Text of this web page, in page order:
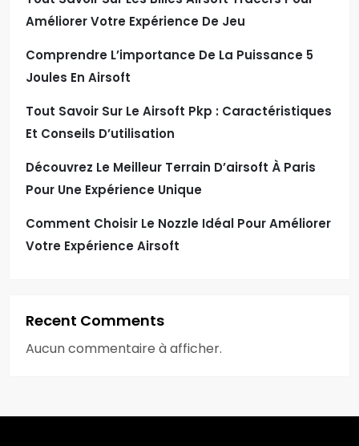
Améliorer Votre Expérience De Jeu
Comprendre L’importance De La Puissance 5
Joules En Airsoft
Tout Savoir Sur Le Airsoft Pkp : Caractéristiques
Et Conseils D’utilisation
Découvrez Le Meilleur Terrain D’airsoft À Paris
Pour Une Expérience Unique
Comment Choisir Le Nozzle Idéal Pour Améliorer
Votre Expérience Airsoft
Recent Comments
Aucun commentaire à afficher.